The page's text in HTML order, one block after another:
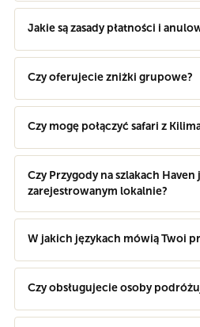
Jakie są zasady płatności i
Czy oferujecie zniżki grupowe?
Czy mogę połączyć safari z
Czy Przygody na szlakach
zarejestrowanym lokalnie?
W jakich językach mówią Twoi
Czy obsługujecie osoby